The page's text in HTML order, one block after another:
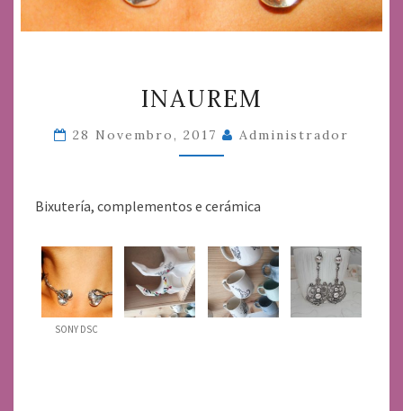
INAUREM
28 Novembro, 2017 Administrador
Bixutería, complementos e cerámica
SONY DSC